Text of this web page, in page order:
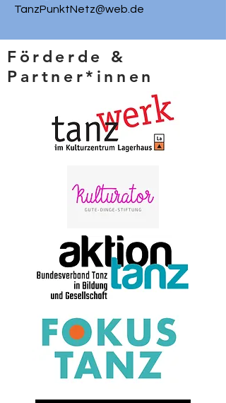
TanzPunktNetz@web.de
Förderde &
Partner*innen